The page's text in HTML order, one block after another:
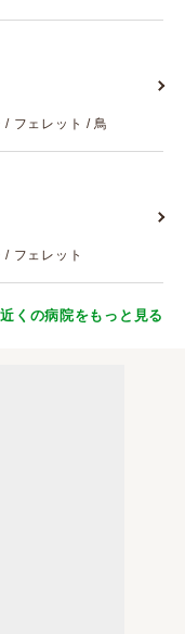
/ フェレット / 鳥
フェレット
近くの病院をもっと見る